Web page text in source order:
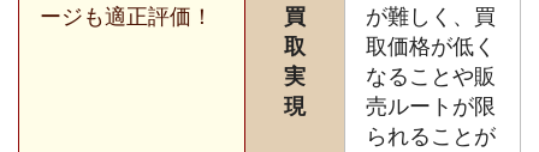
ージも適正評価！
買
取
実
現
が難しく、買
取価格が低く
なることや販
売ルートが限
られることが